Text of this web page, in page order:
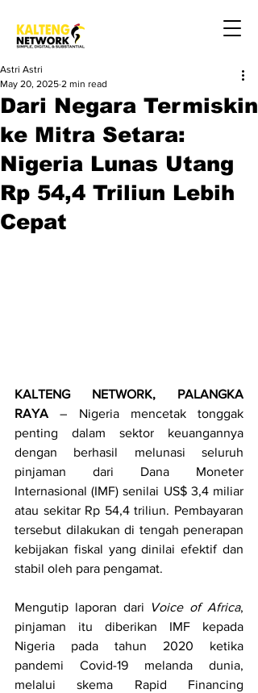
Dari Negara Termiskin
ke Mitra Setara:
Nigeria Lunas Utang
Rp 54,4 Triliun Lebih
Cepat
Astri Astri
May 20, 2025 2 min read
KALTENG NETWORK, PALANGKA
RAYA – Nigeria mencetak tonggak
penting dalam sektor keuangannya
dengan berhasil melunasi seluruh
pinjaman dari Dana Moneter
Internasional (IMF) senilai US$ 3,4 miliar
atau sekitar Rp 54,4 triliun. Pembayaran
tersebut dilakukan di tengah penerapan
kebijakan fiskal yang dinilai efektif dan
stabil oleh para pengamat.
Mengutip laporan dari Voice of Africa,
pinjaman itu diberikan IMF kepada
Nigeria pada tahun 2020 ketika
pandemi Covid-19 melanda dunia,
melalui skema Rapid Financing